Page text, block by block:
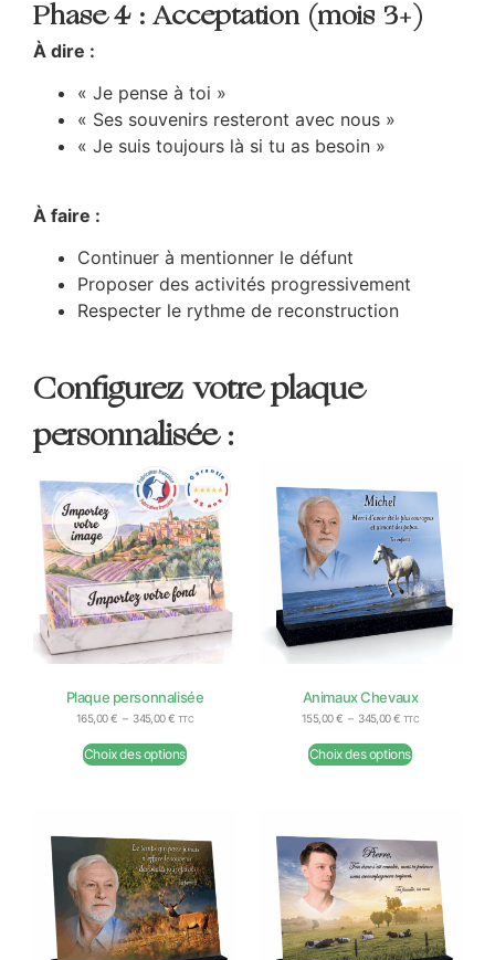
Phase 4 : Acceptation (mois 3+)
À dire :
« Je pense à toi »
« Ses souvenirs resteront avec nous »
« Je suis toujours là si tu as besoin »
À faire :
Continuer à mentionner le défunt
Proposer des activités progressivement
Respecter le rythme de reconstruction
Configurez votre plaque
personnalisée :
Plaque personnalisée
165,00€ – 345,00€ TTC
Choix des options
Animaux Chevaux
155,00€ – 345,00€ TTC
Choix des options